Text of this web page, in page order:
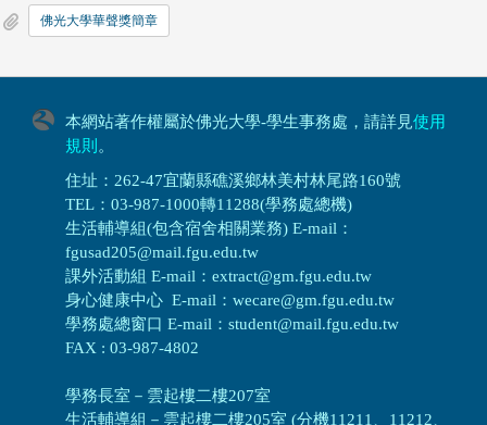
佛光大學華聲獎簡章
本網站著作權屬於佛光大學-學生事務處，請詳見使用
規則 。
住址：262-47宜蘭縣礁溪鄉林美村林尾路160號
TEL：03-987-1000轉11288(學務處總機)
生活輔導組(包含宿舍相關業務) E-mail：
fgusad205@mail.fgu.edu.tw
課外活動組 E-mail：extract@gm.fgu.edu.tw
身心健康中心 E-mail：wecare@gm.fgu.edu.tw
學務處總窗口 E-mail：student@mail.fgu.edu.tw
FAX : 03-987-4802
學務長室－雲起樓二樓207室
生活輔導組 － 雲起樓二樓205室 (分機11211、11212、